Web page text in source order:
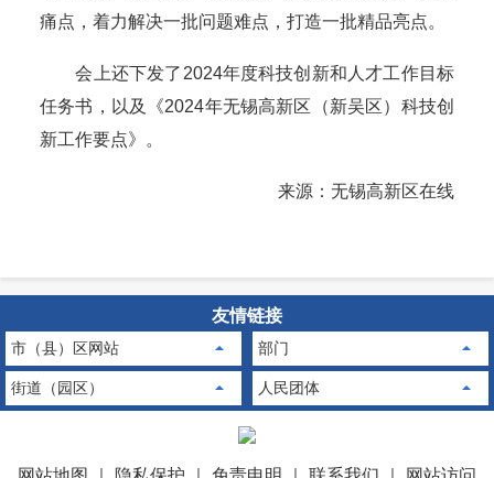
痛点，着力解决一批问题难点，打造一批精品亮点。
会上还下发了2024年度科技创新和人才工作目标
任务书，以及《2024年无锡高新区（新吴区）科技创
新工作要点》。
来源：无锡高新区在线
友情链接
市（县）区网站 部门
街道（园区） 人民团体